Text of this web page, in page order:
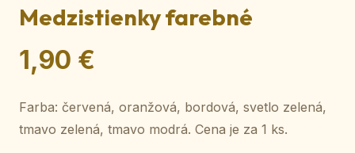
Medzistienky farebné
1,90 €
Farba: červená, oranžová, bordová, svetlo zelená,
tmavo zelená, tmavo modrá. Cena je za 1 ks.